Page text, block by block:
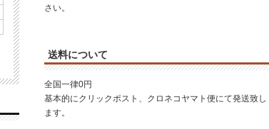
さい。
送料について
全国一律0円
基本的にクリックポスト、クロネコヤマト便にて発送致し
ます。